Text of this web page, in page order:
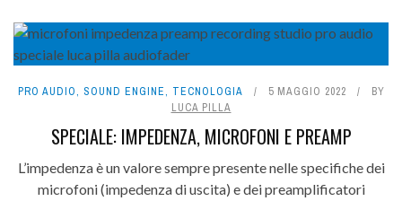
PRO AUDIO, SOUND ENGINE, TECNOLOGIA 5 MAGGIO 2022
BY
LUCA PILLA
SPECIALE: IMPEDENZA, MICROFONI E PREAMP
L’impedenza è un valore sempre presente nelle specifiche dei
microfoni (impedenza di uscita) e dei preamplificatori